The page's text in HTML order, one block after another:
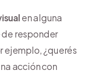
en alguna
responder
ejemplo, ¿querés
acción con